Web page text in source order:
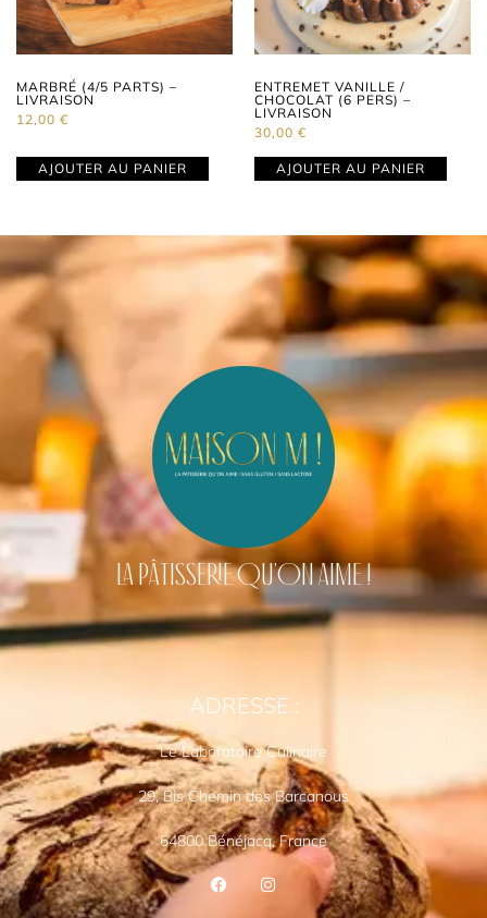
MARBRÉ (4/5 PARTS) –
LIVRAISON
12,00 €
AJOUTER AU PANIER
ENTREMET VANILLE /
CHOCOLAT (6 PERS) –
LIVRAISON
30,00 €
AJOUTER AU PANIER
LA PÂTISSERIE QU'ON AIME !
ADRESSE :
Le Laboratoire Culinaire
29, Bis Chemin des Barcanous
64800 Bénéjacq, France